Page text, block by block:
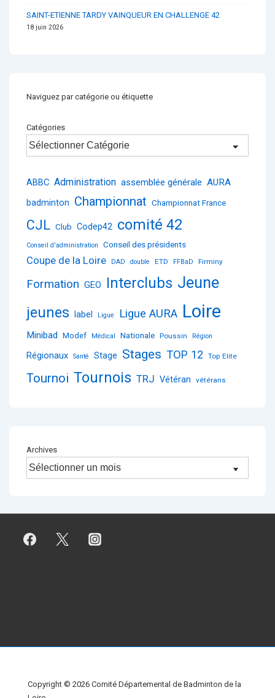
SAINT-ETIENNE TARDY VAINQUEUR EN CHALLENGE 42
18 juin 2026
Naviguez par catégorie ou étiquette
Catégories
ABBC Administration assemblée générale AURA
badminton Championnat Championnat France
CJL Club Codep42 comité 42
Conseil d'administration Conseil des présidents
Coupe de la Loire DAD double ETD FFBaD Firminy
Formation GEO Interclubs Jeune
jeunes label Ligue Ligue AURA Loire
Minibad Modef Médical Nationale Poussin Région
Régionaux Santé Stage Stages TOP 12 Top Elite
Tournoi Tournois TRJ Vétéran vétérans
Archives
Copyright © 2026 Comité Départemental de Badminton de la